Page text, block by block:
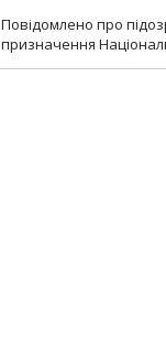
Повідомлено про
призначення